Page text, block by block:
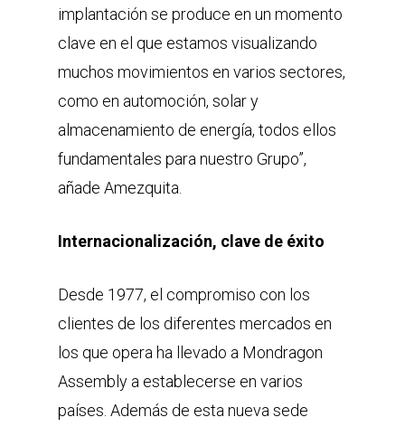
implantación se produce en un momento
clave en el que estamos visualizando
muchos movimientos en varios sectores,
como en automoción, solar y
almacenamiento de energía, todos ellos
fundamentales para nuestro Grupo”,
añade Amezquita.
Internacionalización, clave de éxito
Desde 1977, el compromiso con los
clientes de los diferentes mercados en
los que opera ha llevado a Mondragon
Assembly a establecerse en varios
países. Además de esta nueva sede